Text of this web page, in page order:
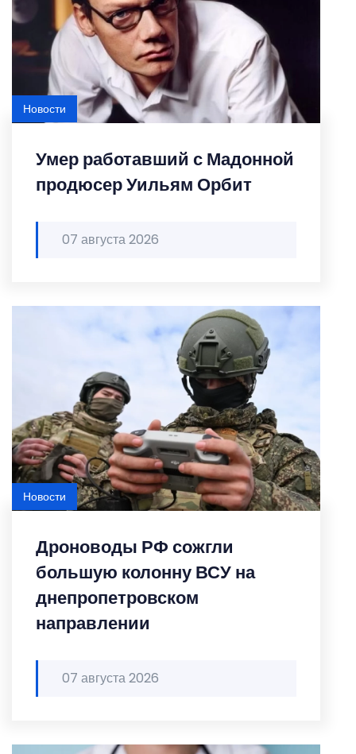
Умер работавший с Мадонной
продюсер Уильям Орбит
07 августа 2026
Новости
Дроноводы РФ сожгли
большую колонну ВСУ на
днепропетровском
направлении
07 августа 2026
Новости